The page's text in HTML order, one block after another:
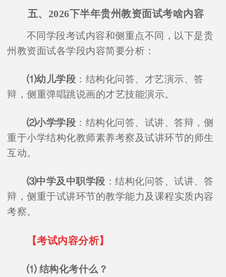
五、2026下半年贵州教资面试考啥内容
不同学段考试内容和侧重点不同，以下是贵
州教资面试各学段内容简要分析：
⑴幼儿学段 ：结构化问答、才艺演示、答
辩，侧重弹唱跳说画的才艺技能演示。
⑵小学学段 ：结构化问答、试讲、答辩，侧
重于小学结构化教师素养考察及试讲环节的师生
互动。
⑶中学及中职学段 ：结构化问答、试讲、答
辩，侧重于试讲环节的教学能力及课程实质内容
考察。
【考试内容分析】
⑴ 结构化考什么？